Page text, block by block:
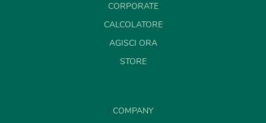
CORPORATE
CALCOLATORE
AGISCI ORA
STORE
COMPANY